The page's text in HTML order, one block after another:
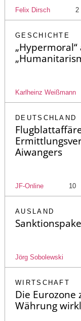
Felix Dirsch 2
GESCHICHTE
Karlheinz Weißmann
DEUTSCHLAND
Aiwangers
JF-Online 10
AUSLAND
Jörg Sobolewski
WIRTSCHAFT
Die Eurozone
Währung